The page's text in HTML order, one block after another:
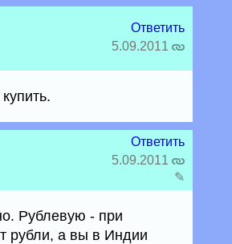
Ответить
5.09.2011
Ответить
5.09.2011
✎
Рублевую - при
рубли, а вы в Индии